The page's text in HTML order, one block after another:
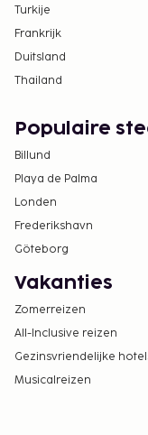
Turkije
Frankrijk
Duitsland
Thailand
Populaire
Billund
Playa de Palma
Londen
Frederikshavn
Göteborg
Vakanties
Zomerreizen
All-Inclusive reizen
Gezinsvriendelijke
Musicalreizen